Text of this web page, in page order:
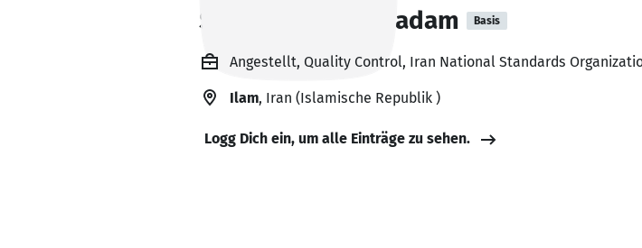
S'adi Fattahimoqadam Basis
Angestellt, Quality Control, Iran National Standards
Ilam, Iran (Islamische Republik )
Logg Dich ein, um alle Einträge zu sehen.